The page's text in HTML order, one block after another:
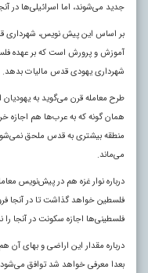
جدید می‌شوند، اما اسرائیلی‌ها در
بر اساس این پیش نویس،
آموزش و پرورش است که بر عهده
شهرداری یهودی قدس مالیات بدهد.
طرح معامله قرن می‌گوید به
همان گونه که به عرب‌ها هم اجازه
منطقه بیشتری به قدس ملحق
می‌ماند.
درباره نوار غزه هم در پیش‌نویس
فلسطین خواهد گذاشت تا در آنجا
فلسطینی‌ها اجازه سکونت در آنجا را
درباره مقدار این اراضی و بهای آن
بعدا معرفی خواهد شد توافق می‌شود